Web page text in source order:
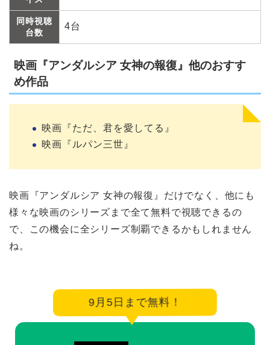
同時視聴
台数
4台
映画『アンダルシア 女神の報復』他のおすす
め作品
映画『ただ、君を愛してる』
映画『ルパン三世』
映画『アンダルシア 女神の報復』だけでなく、他にも
様々な映画のシリーズまで全て無料で視聴できるの
で、この機会に全シリーズ制覇できるかもしれません
ね。
9月5日まで無料！